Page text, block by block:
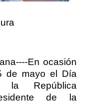
En ocasión
de mayo el Día
República
de la